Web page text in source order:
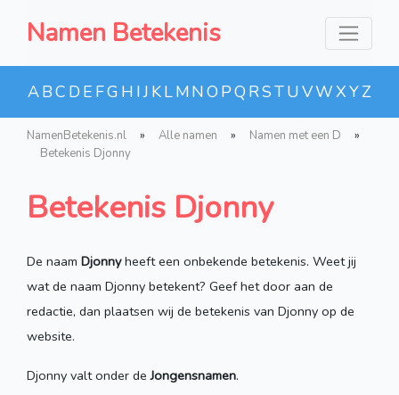
Namen Betekenis
ABC D E FG H IJ KLMNO PQ RSTUVWXYZ
NamenBetekenis.nl » Alle namen » Namen met een D
»
Betekenis Djonny
Betekenis Djonny
De naam Djonnyheeft een onbekende betekenis. Weet jij
wat de naam Djonny betekent? Geef het door aan de
redactie, dan plaatsen wij de betekenis van Djonny op de
website.
Djonny valt onder deJongensnamen.